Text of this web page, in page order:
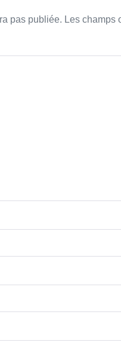
pas publiée. Les champs